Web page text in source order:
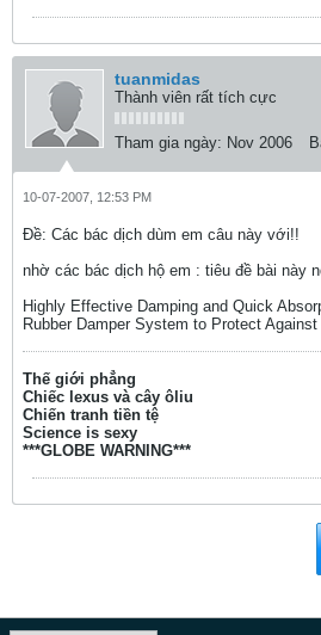
tuanmidas
Thành viên rất tích cực
Tham gia ngày: Nov 2006
10-07-2007, 12:53 PM
Ðề: Các bác dịch dùm em câu này với!!
nhờ các bác dịch hộ em : tiêu đề bài này
Highly Effective Damping and Quick
Rubber Damper System to Protect
Thế giới phẳng
Chiếc lexus và cây ôliu
Chiến tranh tiền tệ
Science is sexy
***GLOBE WARNING***